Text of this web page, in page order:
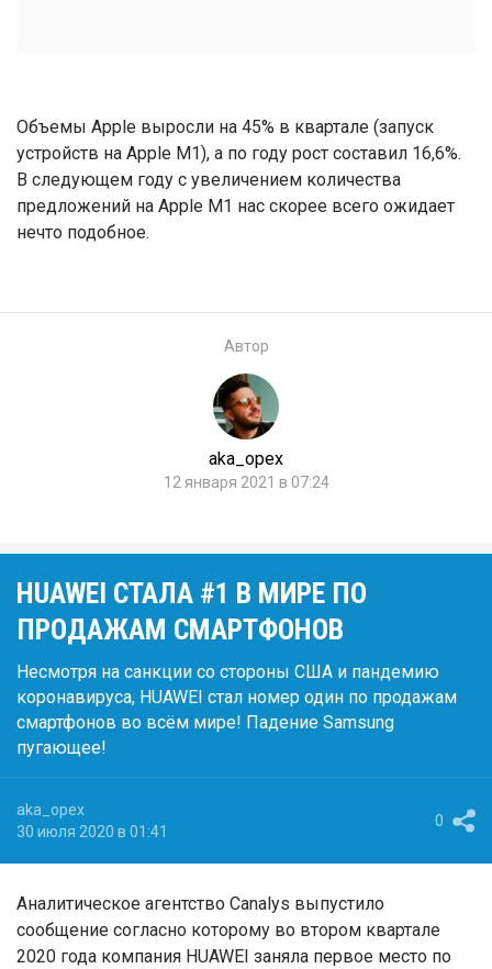
Объемы Apple выросли на 45% в квартале (запуск
устройств на Apple M1), а по году рост составил 16,6%.
В следующем году с увеличением количества
предложений на Apple M1 нас скорее всего ожидает
нечто подобное.
Автор
aka_opex
12 января 2021 в 07:24
HUAWEI СТАЛА #1 В МИРЕ ПО
ПРОДАЖАМ СМАРТФОНОВ
Несмотря на санкции со стороны США и пандемию
коронавируса, HUAWEI стал номер один по продажам
смартфонов во всём мире! Падение Samsung
пугающее!
aka_opex
30 июля 2020 в 01:41
0
Аналитическое агентство Canalys выпустило
сообщение согласно которому во втором квартале
2020 года компания HUAWEI заняла первое место по